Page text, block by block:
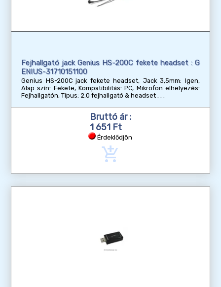
Fejhallgató jack Genius HS-200C fekete headset : G
ENIUS-31710151100
Genius HS-200C jack fekete headset, Jack 3,5mm: Igen,
Alap szín: Fekete, Kompatibilitás: PC, Mikrofon elhelyezés:
Fejhallgatón, Típus: 2.0 fejhallgató & headset
Bruttó ár :
1 651 Ft
Érdeklődjön
add_shopping_cart